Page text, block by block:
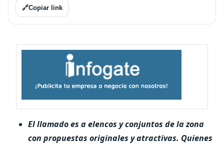
🔗Copiar link
El llamado es a elencos y conjuntos de la zona
con propuestas originales y atractivas. Quienes